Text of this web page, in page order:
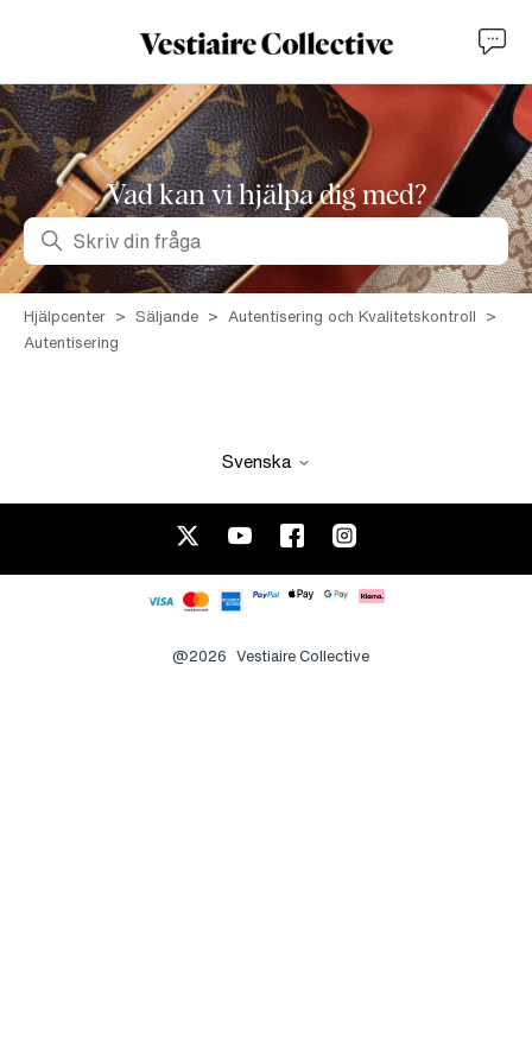
Vad kan vi hjälpa dig med?
Sök
Hjälpcenter Säljande
Autentisering och Kvalitetskontroll
Autentisering
Svenska
@2026 Vestiaire Collective